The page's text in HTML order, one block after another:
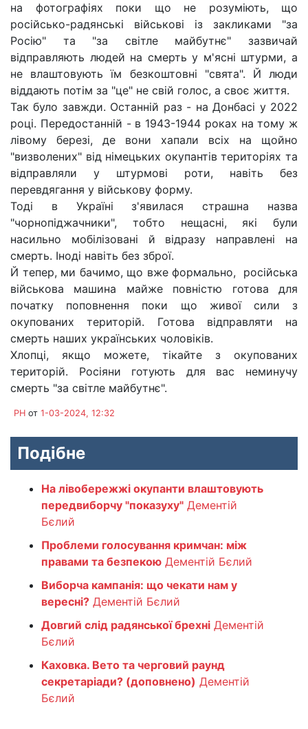
на фотографіях поки що не розуміють, що
російсько-радянські військові із закликами "за
Росію" та "за світле майбутнє" зазвичай
відправляють людей на смерть у м'ясні штурми, а
не влаштовують їм безкоштовні "свята". Й люди
віддають потім за "це" не свій голос, а своє життя.
Так було завжди. Останній раз - на Донбасі у 2022
році. Передостанній - в 1943-1944 роках на тому ж
лівому березі, де вони хапали всіх на щойно
"визволених" від німецьких окупантів територіях та
відправляли у штурмові роти, навіть без
перевдягання у військову форму.
Тоді в Україні з'явилася страшна назва
"чорнопіджачники", тобто нещасні, які були
насильно мобілізовані й відразу направлені на
смерть. Іноді навіть без зброї.
Й тепер, ми бачимо, що вже формально, російська
військова машина майже повністю готова для
початку поповнення поки що живої сили з
окупованих територій. Готова відправляти на
смерть наших українських чоловіків.
Хлопці, якщо можете, тікайте з окупованих
територій. Росіяни готують для вас неминучу
смерть "за світле майбутнє".
PH от 1-03-2024, 12:32
Подібне
На лівобережжі окупанти влаштовують
передвиборчу "показуху" Дементій
Бєлий
Проблеми голосування кримчан: між
правами та безпекою Дементій Бєлий
Виборча кампанія: що чекати нам у
вересні? Дементій Бєлий
Довгий слід радянської брехні Дементій
Бєлий
Каховка. Вето та черговий раунд
секретаріади? (доповнено) Дементій
Бєлий